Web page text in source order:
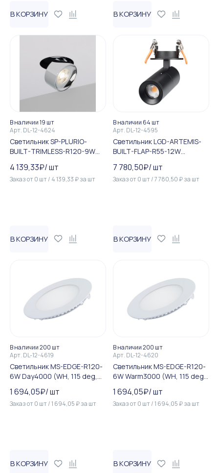
В КОРЗИНУ В КОРЗИНУ
В наличии 19 шт
Арт. DL-12-4624
Светильник SP-PLURIO-
BUILT-TRIMLESS-R120-9W
4 139,33₽/шт
Заказ от0 шт/ 4 139,33 ₽за шт
В КОРЗИНУ
В наличии 64 шт
Арт. DL-12-4595
Светильник LGD-ARTEMIS-
BUILT-FLAP-R55-12W
7 780,50₽/шт
Заказ от0 шт/7 780,50 ₽за шт
В КОРЗИНУ
В наличии 200 шт
Арт. DL-12-4619
Светильник MS-EDGE-R120-
6W Day4000 (WH, 115 deg,
1 694,05₽/шт
Заказ от0 шт/1 694,05 ₽за шт
В КОРЗИНУ
В наличии 200 шт
Арт. DL-12-4620
Светильник MS-EDGE-R120-
6W Warm3000 (WH, 115 deg,
1 694,05₽/шт
Заказ от0 шт/1 694,05 ₽за шт
В КОРЗИНУ